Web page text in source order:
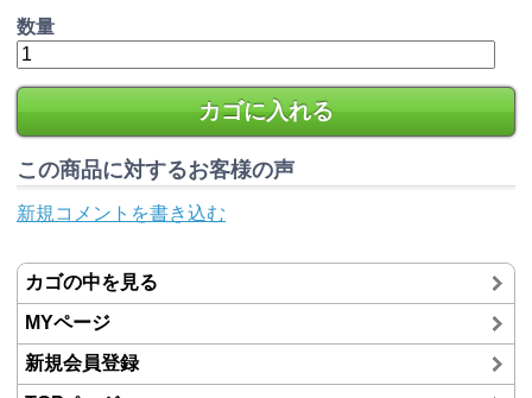
数量
カゴに入れる
この商品に対するお客様の声
新規コメントを書き込む
カゴの中を見る
MYページ
新規会員登録